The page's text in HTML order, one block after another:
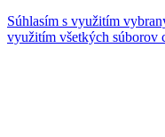
Súhlasím s využitím
využitím všetkých súborov